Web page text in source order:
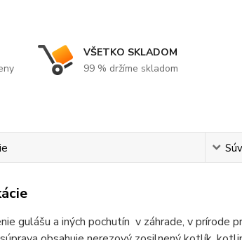
VŠETKO SKLADOM
99 % držíme skladom
gulášu a iných pochutín v záhrade, v prírode